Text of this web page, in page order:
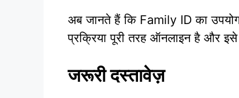
अब जानते हैं कि Family ID का
प्रक्रिया पूरी तरह ऑनलाइन है और
जरूरी दस्तावेज़